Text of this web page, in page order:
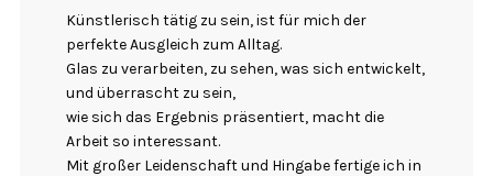
Künstlerisch tätig zu sein, ist für mich der
perfekte Ausgleich zum Alltag.
Glas zu verarbeiten, zu sehen, was sich entwickelt,
und überrascht zu sein,
wie sich das Ergebnis präsentiert, macht die
Arbeit so interessant.
Mit großer Leidenschaft und Hingabe fertige ich in